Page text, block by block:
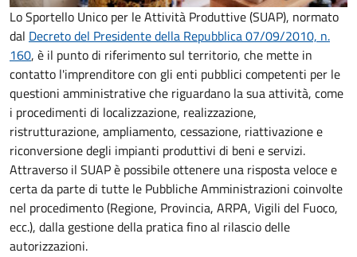
Lo Sportello Unico per le Attività Produttive (SUAP), normato
dal Decreto del Presidente della Repubblica 07/09/2010, n.
160, è il punto di riferimento sul territorio, che mette in
contatto l'imprenditore con gli enti pubblici competenti per le
questioni amministrative che riguardano la sua attività, come
i procedimenti di localizzazione, realizzazione,
ristrutturazione, ampliamento, cessazione, riattivazione e
riconversione degli impianti produttivi di beni e servizi.
Attraverso il SUAP è possibile ottenere una risposta veloce e
certa da parte di tutte le Pubbliche Amministrazioni coinvolte
nel procedimento (Regione, Provincia, ARPA, Vigili del Fuoco,
ecc.), dalla gestione della pratica fino al rilascio delle
autorizzazioni.